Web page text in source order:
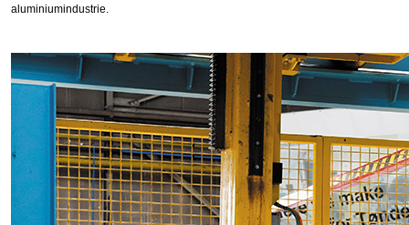
aluminiumindustrie.